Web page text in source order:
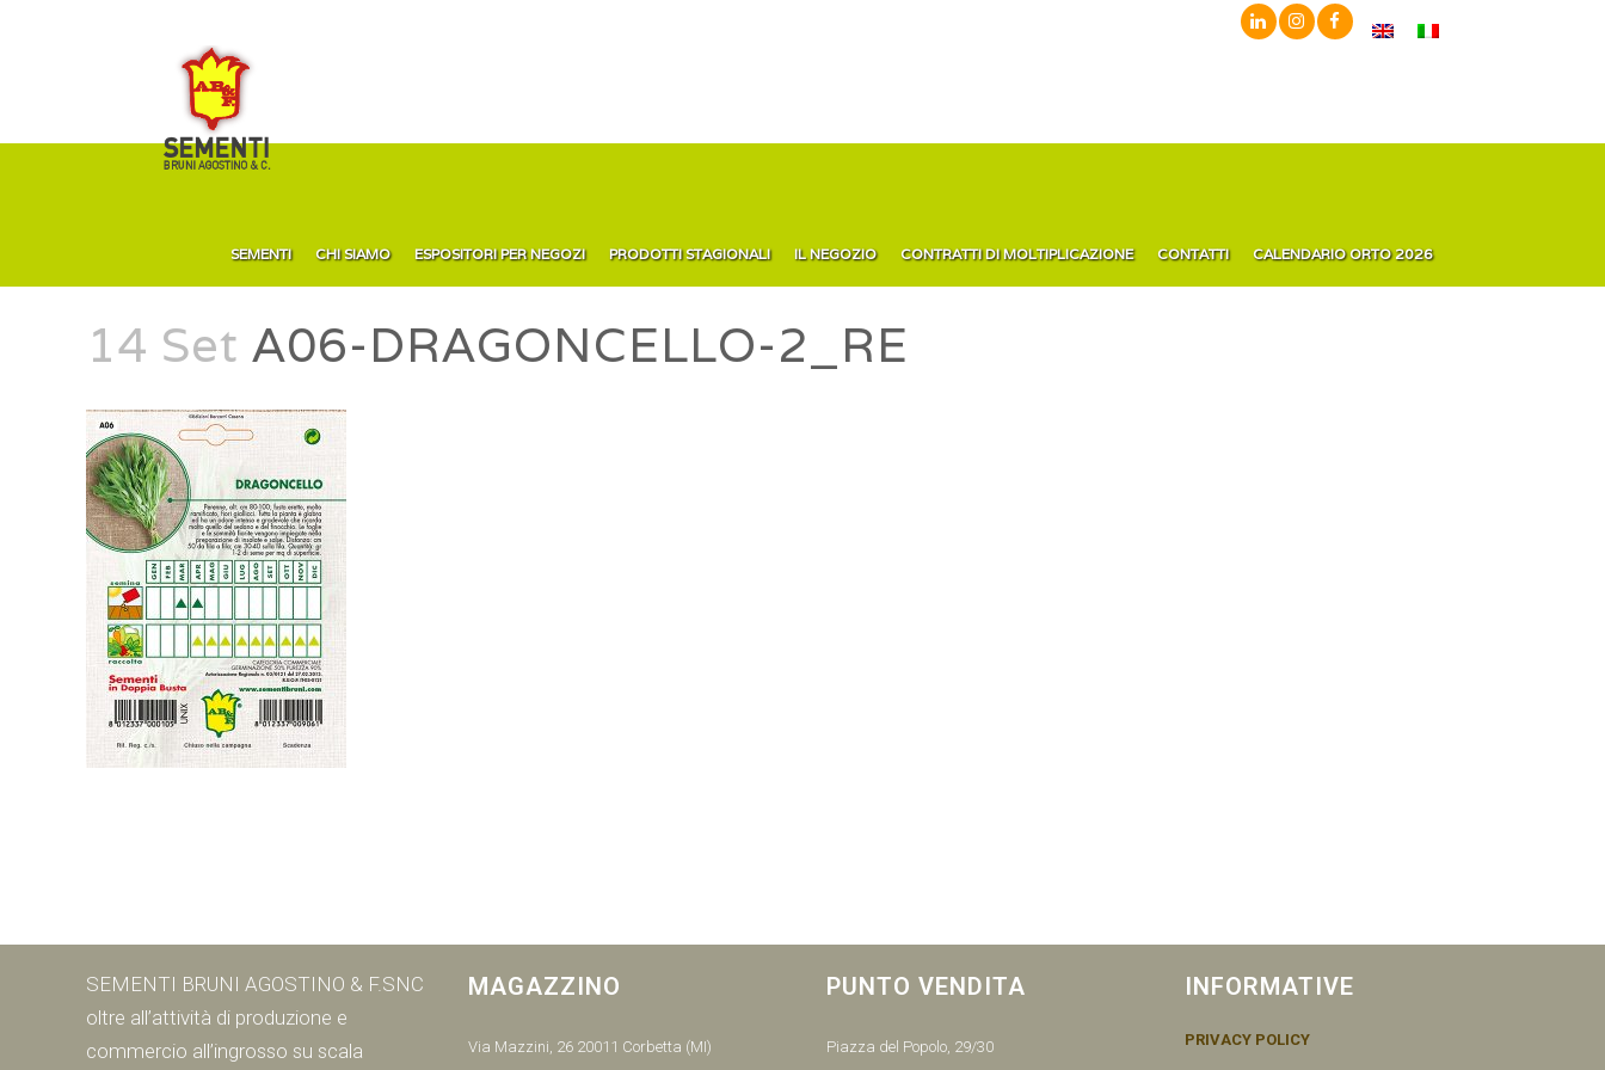
SEMENTI CHI SIAMO ESPOSITORI PER NEGOZI PRODOTTI STAGIONALI IL NEGOZIO CONTRATTI DI MOLTIPLICAZIONE CONTATTI CALENDARIO ORTO 2026
14 Set A06-DRAGONCELLO-2_RE
SEMENTI BRUNI AGOSTINO & F.SNC
oltre all’attività di produzione e
commercio all’ingrosso su scala
MAGAZZINO
Via Mazzini, 26 20011 Corbetta (MI)
PUNTO VENDITA
Piazza del Popolo, 29/30
INFORMATIVE
PRIVACY POLICY